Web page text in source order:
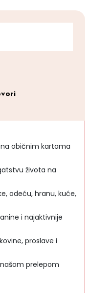
na običnim kartama
života na
odeću, hranu, kuće,
i najaktivnije
proslave i
prelepom